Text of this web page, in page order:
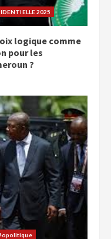
2025
logique comme
pour les
?